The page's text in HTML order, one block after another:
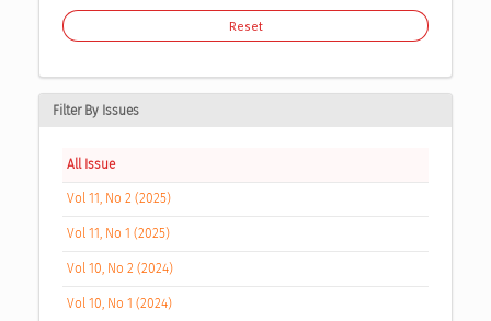
Reset
Filter By Issues
All Issue
Vol 11, No 2 (2025)
Vol 11, No 1 (2025)
Vol 10, No 2 (2024)
Vol 10, No 1 (2024)